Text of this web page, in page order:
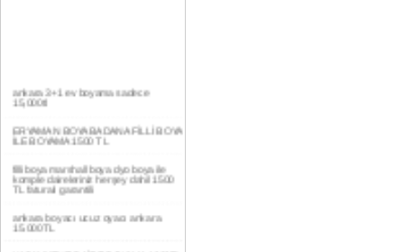
ERYAMAN BOYA BADANA FİLLİ BOYA
İLE BOYAMA 1500 TL
filli boya marshall boya dyo boya ile
komple daireleriniz herşey dahil 1500
ankara boyacı ucuz oyacı ankara
15.000TL
YAŞAMKENT DAİRE BOYAMA 1000TL
EV,İŞYERİ BOYA BADANA USTASI